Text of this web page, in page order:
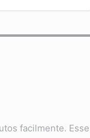
facilmente. Esse